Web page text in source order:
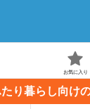
お気に入り
り暮らし向け